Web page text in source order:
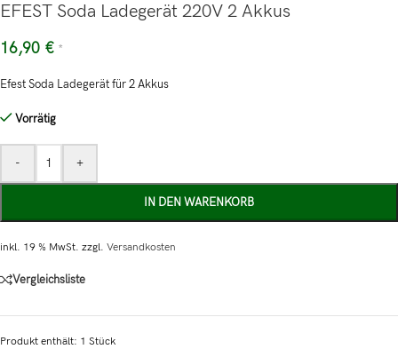
EFEST Soda Ladegerät 220V 2 Akkus
16,90 € *
Efest Soda Ladegerät für 2 Akkus
Vorrätig
- +
IN DEN WARENKORB
inkl. 19 % MwSt. zzgl. Versandkosten
Vergleichsliste
Produkt enthält: 1 Stück